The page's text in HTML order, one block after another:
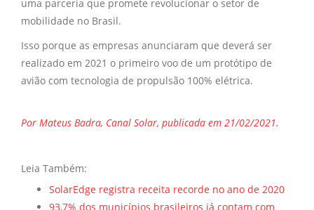
uma parceria que promete revolucionar o setor de
mobilidade no Brasil.
Isso porque as empresas anunciaram que deverá ser
realizado em 2021 o primeiro voo de um protótipo de
avião com tecnologia de propulsão 100% elétrica.
Por Mateus Badra, Canal Solar, publicada em 21/02/2021.
Leia Também:
SolarEdge registra receita recorde no ano de 2020
93,7% dos municípios brasileiros já contam com